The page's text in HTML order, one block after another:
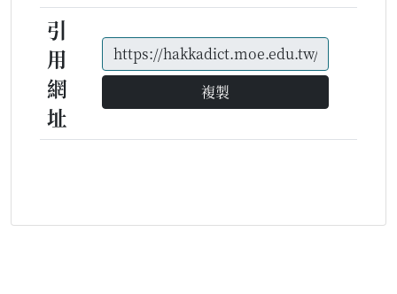
引
用
網
址
複製